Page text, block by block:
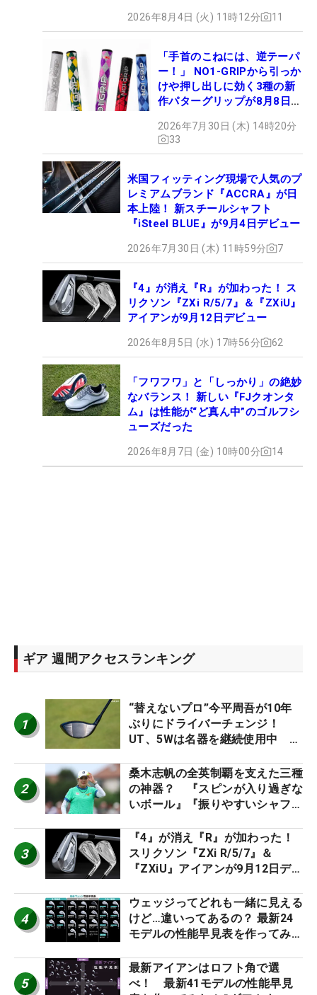
2026年8月4日 (火) 11時12分 11
「手首のこねには、逆テーパ
ー！」 NO1-GRIPから引っか
けや押し出しに効く3種の新
作パターグリップが8月8日デ
2026年7月30日 (木) 14時20分
33
米国フィッティング現場で人気のプ
レミアムブランド『ACCRA』が日
本上陸！ 新スチールシャフト
『iSteel BLUE』が9月4日デビュー
2026年7月30日 (木) 11時59分 7
『4』が消え『R』が加わった！ ス
リクソン『ZXi R/5/7』＆『ZXiU』
アイアンが9月12日デビュー
2026年8月5日 (水) 17時56分 62
「フワフワ」と「しっかり」の絶妙
なバランス！ 新しい『FJクオンタ
ム』は性能が“ど真ん中”のゴルフシ
ューズだった
2026年8月7日 (金) 10時00分 14
ギア 週間アクセスランキング
1
“替えないプロ”今平周吾が10年
ぶりにドライバーチェンジ！
UT、5Wは名器を継続使用中 #
2
桑木志帆の全英制覇を支えた三種
の神器？ 『スピンが入り過ぎな
いボール』『振りやすいシャフ
ー』 #女子プロセッティング
3
『4』が消え『R』が加わった！
スリクソン『ZXi R/5/7』＆
『ZXiU』アイアンが9月12日デ
4
ウェッジってどれも一緒に見える
けど…違いってあるの？ 最新24
モデルの性能早見表を作ってみ
5
最新アイアンはロフト角で選
べ！ 最新41モデルの性能早見